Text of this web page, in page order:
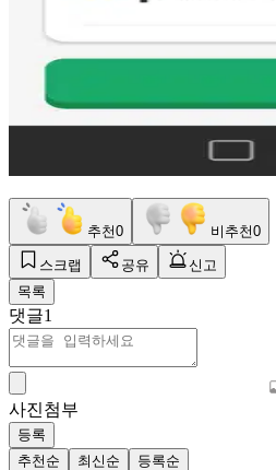
추천0 비추천0
스크랩 공유
신고
목록
댓글1
사진첨부
등록
추천순
최신순 등록순